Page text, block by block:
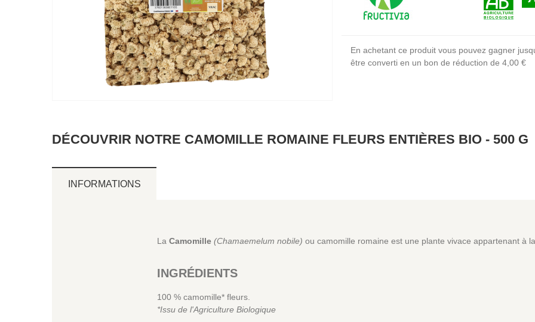
En achetant ce produit vous pouvez gagner
être converti en un bon de réduction de 4,00 €
DÉCOUVRIR NOTRE CAMOMILLE ROMAINE FLEURS ENTIÈRES BIO - 500 G
INFORMATIONS
La Camomille (Chamaemelum nobile) ou camomille romaine est une plante vivace appartenant à
INGRÉDIENTS
100 % camomille* fleurs.
*Issu de l'Agriculture Biologique